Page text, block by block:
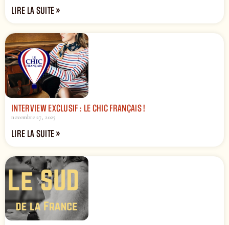
LIRE LA SUITE »
INTERVIEW EXCLUSIF : LE CHIC FRANÇAIS !
novembre 27, 2025
LIRE LA SUITE »